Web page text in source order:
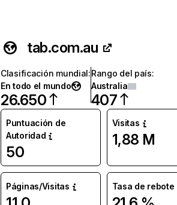
tab.com.au
Clasificación mundial:
En todo el mundo
26.650
Rango del país:
Australia
407
Puntuación de
Autoridad
50
Visitas
1,88 M
Páginas/Visitas Tasa de rebote